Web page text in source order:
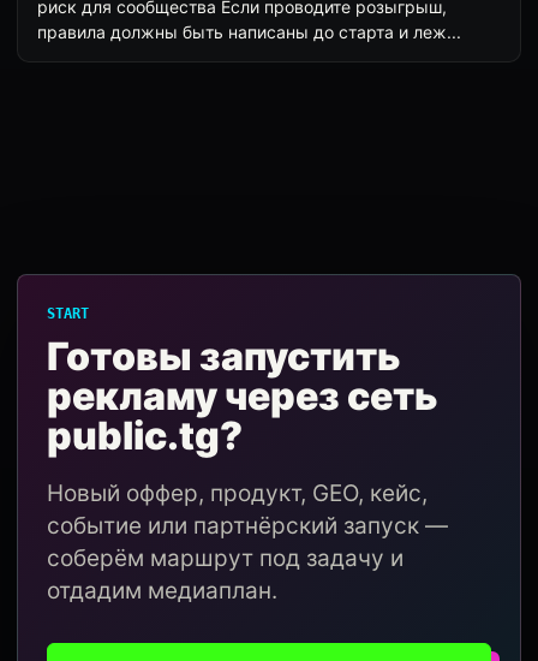
риск для сообщества Если проводите розыгрыш,
правила должны быть написаны до старта и леж...
START
Готовы запустить
рекламу через сеть
public.tg?
Новый оффер, продукт, GEO, кейс,
событие или партнёрский запуск —
соберём маршрут под задачу и
отдадим медиаплан.